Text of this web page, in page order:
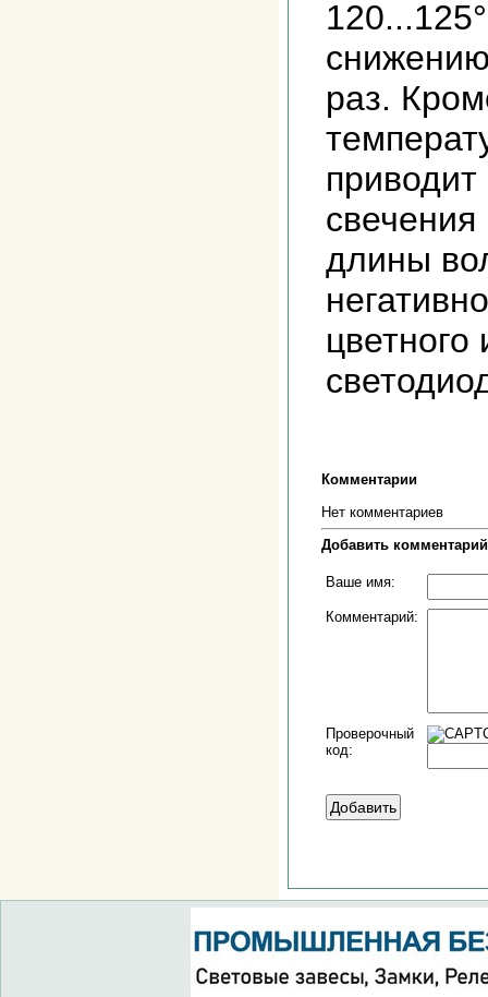
раз.
длины
Комментарии
Нет комментариев
Добавить комментарий
Ваше имя:
Комментарий:
Проверочный
код: